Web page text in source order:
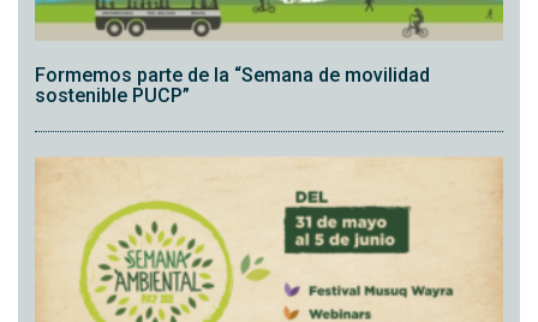
Formemos parte de la “Semana de movilidad
sostenible PUCP”